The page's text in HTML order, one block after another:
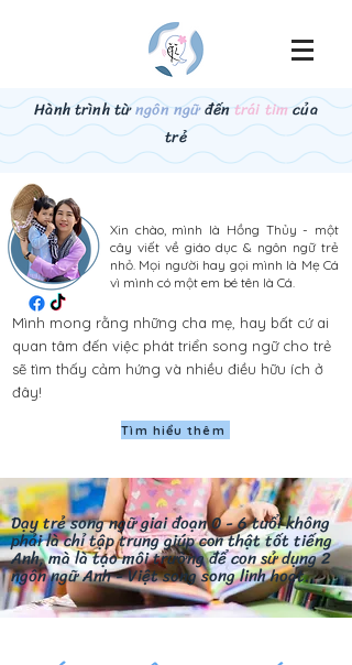
Hành trình từngôn ngữđếntrái timcủa
trẻ
Xin chào, mình là Hồng Thủy - một
cây viết về giáo dục & ngôn ngữ trẻ
nhỏ. Mọi người hay gọi mình là Mẹ Cá
vì mình có một em bé tên là Cá.
Mình mong rằng những cha mẹ, hay bất cứ ai
quan tâm đến việc phát triển song ngữ cho trẻ
sẽ tìm thấy cảm hứng và nhiều điều hữu ích ở
đây!
Tìm hiểu thêm
Dạy trẻ song ngữ giai đoạn 0 - 6 tuổi không
phải là chỉ tập trung giúp con thật tốt tiếng
Anh, mà là tạo môi trường để con sử dụng 2
ngôn ngữ Anh - Việt song song linh hoạt.